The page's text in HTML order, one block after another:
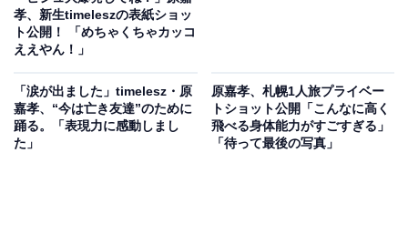
孝、新生timeleszの表紙ショッ
ト公開！ 「めちゃくちゃカッコ
ええやん！」
「涙が出ました」timelesz・原
嘉孝、“今は亡き友達”のために
踊る。「表現力に感動しまし
た」
原嘉孝、札幌1人旅プライベー
トショット公開「こんなに高く
飛べる身体能力がすごすぎる」
「待って最後の写真」